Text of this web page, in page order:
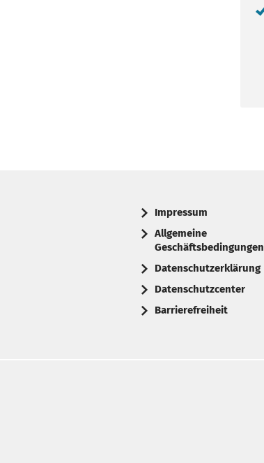
Impressum
Allgemeine
Geschäftsbedingungen
Datenschutzerklärung
Datenschutzcenter
Barrierefreiheit